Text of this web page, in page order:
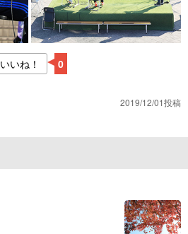
いいね！ 0
2019/12/01投稿